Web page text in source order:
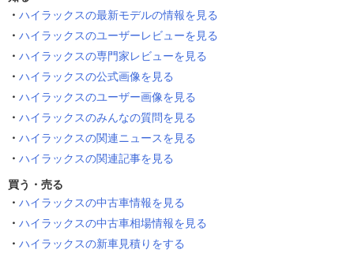
ハイラックスの最新モデルの情報を見る
ハイラックスのユーザーレビューを見る
ハイラックスの専門家レビューを見る
ハイラックスの公式画像を見る
ハイラックスのユーザー画像を見る
ハイラックスのみんなの質問を見る
ハイラックスの関連ニュースを見る
ハイラックスの関連記事を見る
買う・売る
ハイラックスの中古車情報を見る
ハイラックスの中古車相場情報を見る
ハイラックスの新車見積りをする